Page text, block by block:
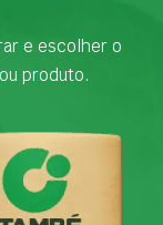
e escolher o
produto.